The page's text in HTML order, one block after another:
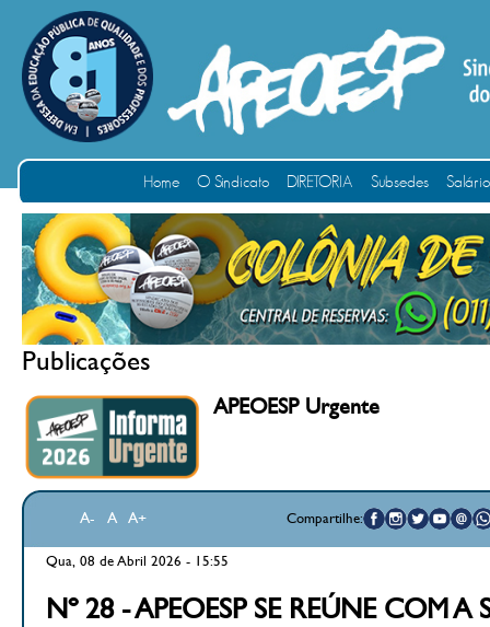
Home O Sindicato DIRETORIA Subsedes
Publicações
APEOESP Urgente
A- A A+ Compartilhe:
Qua, 08 de Abril 2026 - 15:55
Nº 28 - APEOESP SE REÚNE COM A